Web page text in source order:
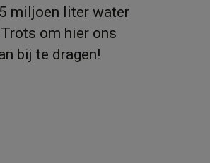
miljoen liter water
om hier ons
bij te dragen!